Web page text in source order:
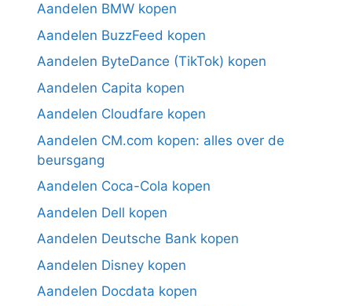
Aandelen BMW kopen
Aandelen BuzzFeed kopen
Aandelen ByteDance (TikTok) kopen
Aandelen Capita kopen
Aandelen Cloudfare kopen
Aandelen CM.com kopen: alles over de
beursgang
Aandelen Coca-Cola kopen
Aandelen Dell kopen
Aandelen Deutsche Bank kopen
Aandelen Disney kopen
Aandelen Docdata kopen